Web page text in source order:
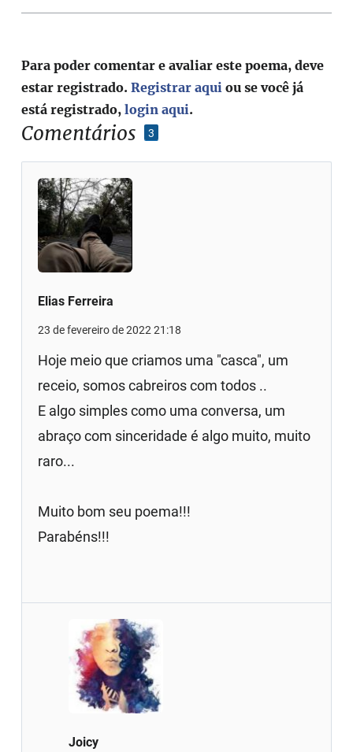
Comentários 3
Elias Ferreira
23 de fevereiro de 2022 21:18
Hoje meio que criamos uma "casca", um
receio, somos cabreiros com todos ..
E algo simples como uma conversa, um
abraço com sinceridade é algo muito, muito
raro...
Muito bom seu poema!!!
Parabéns!!!
Joicy
Para poder comentar e avaliar este poema, deve
estar registrado.Registrar aqui ou se você já
está registrado,login aqui.